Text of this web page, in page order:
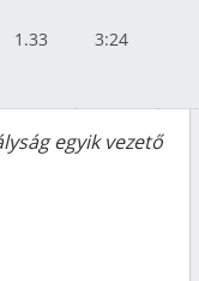
1.33 3:24
egyik vezető